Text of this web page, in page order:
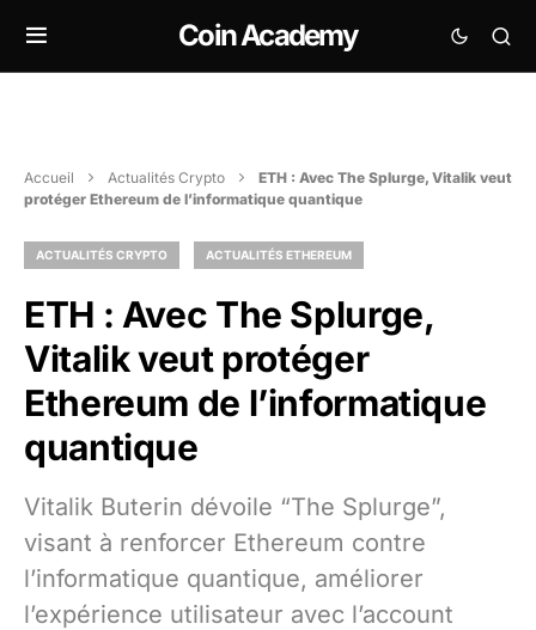
Coin Academy
Accueil Actualités Crypto
ETH : Avec The Splurge, Vitalik veut
protéger Ethereum de l’informatique quantique
ACTUALITÉS CRYPTO ACTUALITÉS ETHEREUM
ETH : Avec The Splurge,
Vitalik veut protéger
Ethereum de l’informatique
quantique
Vitalik Buterin dévoile “The Splurge”,
visant à renforcer Ethereum contre
l’informatique quantique, améliorer
l’expérience utilisateur avec l’account